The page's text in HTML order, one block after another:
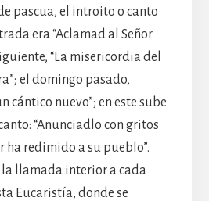
pascua, el introito o canto
era “Aclamad al Señor
“La misericordia del
el domingo pasado,
cántico nuevo”; en este sube
“Anunciadlo con gritos
ha redimido a su pueblo”.
la llamada interior a cada
Eucaristía, donde se